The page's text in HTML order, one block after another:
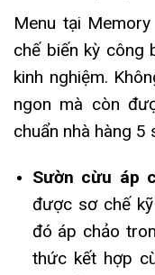
Menu tại
chế biến kỳ công
kinh nghiệm.
ngon mà còn
chuẩn nhà hàng 5
Sườn cừu áp
được sơ chế
đó áp chảo
thức kết hợp